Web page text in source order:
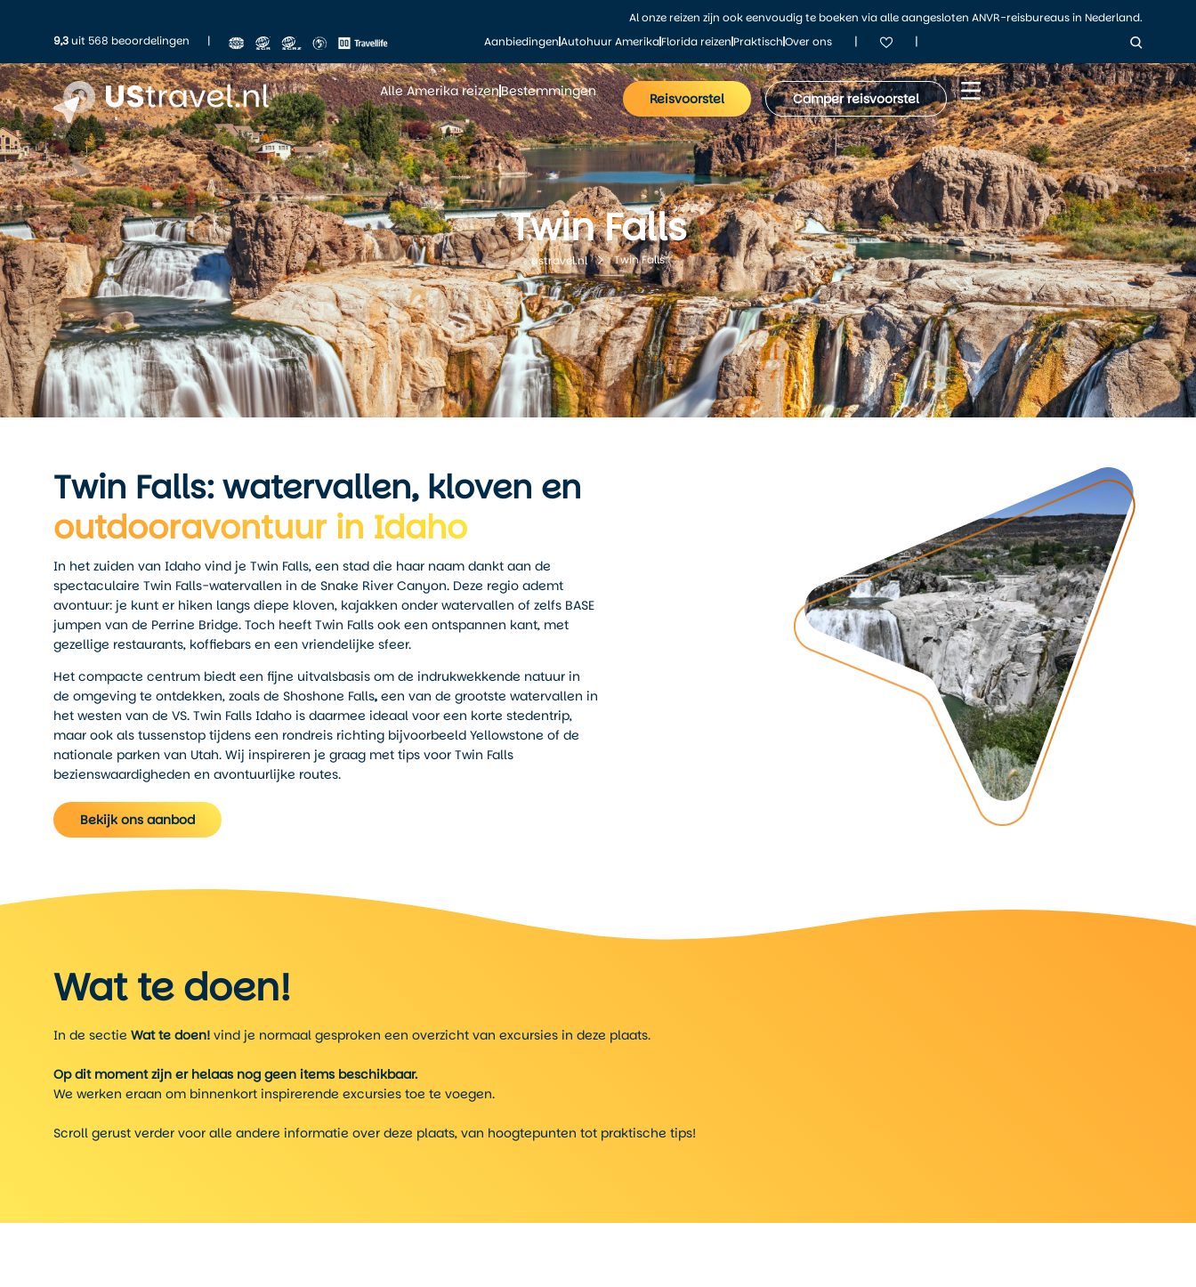
Al onze reizen zijn ook eenvoudig te boeken via alle aangesloten ANVR-reisbureaus in Nederland.
9,3uit 568 beoordelingen | AanbiedingenAutohuur AmerikaFlorida reizenPraktischOver ons | |
Alle Amerika reizenBestemmingen Reisvoorstel Camper reisvoorstel
Twin Falls
ustravel.nl Twin Falls
Twin Falls: watervallen, kloven en
outdooravontuur in Idaho
In het zuiden van Idaho vind je Twin Falls, een stad die haar naam dankt aan de
spectaculaire Twin Falls-watervallen in de Snake River Canyon. Deze regio ademt
avontuur: je kunt er hiken langs diepe kloven, kajakken onder watervallen of zelfs BASE
jumpen van de Perrine Bridge. Toch heeft Twin Falls ook een ontspannen kant, met
gezellige restaurants, koffiebars en een vriendelijke sfeer.
Het compacte centrum biedt een fijne uitvalsbasis om de indrukwekkende natuur in
de omgeving te ontdekken, zoals de Shoshone Falls, een van de grootste watervallen in
het westen van de VS. Twin Falls Idaho is daarmee ideaal voor een korte stedentrip,
maar ook als tussenstop tijdens een rondreis richting bijvoorbeeld Yellowstone of de
nationale parken van Utah. Wij inspireren je graag met tips voor Twin Falls
bezienswaardigheden en avontuurlijke routes.
Bekijk ons aanbod
Wat te doen!
In de sectie Wat te doen! vind je normaal gesproken een overzicht van excursies in deze plaats.
Op dit moment zijn er helaas nog geen items beschikbaar.
We werken eraan om binnenkort inspirerende excursies toe te voegen.
Scroll gerust verder voor alle andere informatie over deze plaats, van hoogtepunten tot praktische tips!